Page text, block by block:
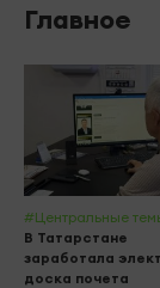
Главное
#Центральные
В Татарстане
заработала
доска почета